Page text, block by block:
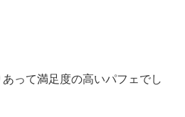
って満足度の高いパフェでし